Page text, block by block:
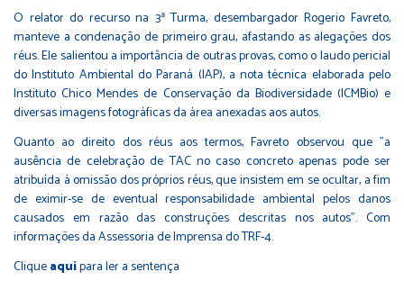
O relator do recurso na 3ª Turma, desembargador Rogerio Favreto,
manteve a condenação de primeiro grau, afastando as alegações dos
réus. Ele salientou a importância de outras provas, como o laudo pericial
do Instituto Ambiental do Paraná (IAP), a nota técnica elaborada pelo
Instituto Chico Mendes de Conservação da Biodiversidade (ICMBio) e
diversas imagens fotográficas da área anexadas aos autos.
Quanto ao direito dos réus aos termos, Favreto observou que "a
ausência de celebração de TAC no caso concreto apenas pode ser
atribuída à omissão dos próprios réus, que insistem em se ocultar, a fim
de eximir-se de eventual responsabilidade ambiental pelos danos
causados em razão das construções descritas nos autos". Com
informações da Assessoria de Imprensa do TRF-4.
Cliqueaquipara ler a sentença